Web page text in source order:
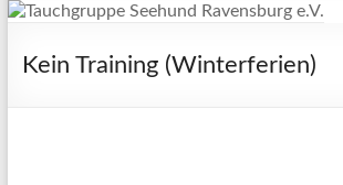
Kein Training (Winterferien)